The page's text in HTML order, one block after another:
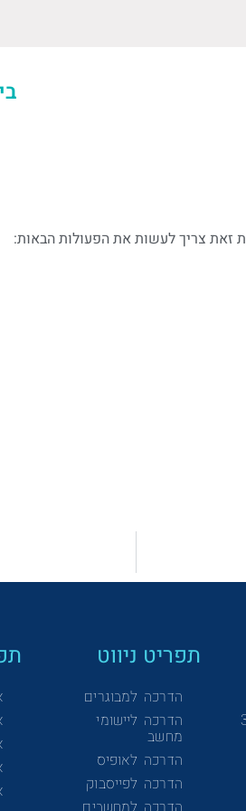
תפריט ניווט
הדרכה למבוגרים
הדרכה ליישומי
מחשב
הדרכה לאופיס
הדרכה לפייסבוק
הדרכה למחשבים